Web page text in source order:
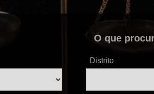
O que
Distrito